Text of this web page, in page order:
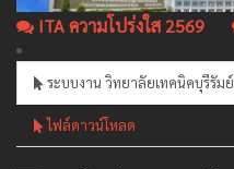
ITA ความโปร่งใส 2569
ระบบงาน วิทยาลัยเทคนิคบุรีรัมย์
ไฟล์ดาวน์โหลด